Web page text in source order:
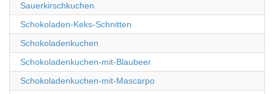
Sauerkirschkuchen
Schokoladen-Keks-Schnitten
Schokoladenkuchen
Schokoladenkuchen-mit-Blaubeer
Schokoladenkuchen-mit-Mascarpo